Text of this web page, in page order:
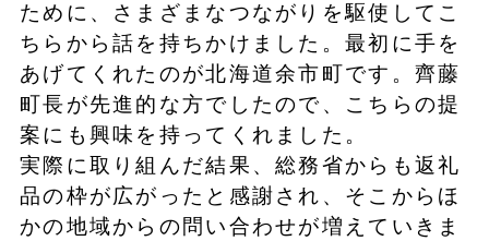
ために、さまざまなつながりを駆使してこ
ちらから話を持ちかけました。最初に手を
あげてくれたのが北海道余市町です。齊藤
町長が先進的な方でしたので、こちらの提
案にも興味を持ってくれました。
実際に取り組んだ結果、総務省からも返礼
品の枠が広がったと感謝され、そこからほ
かの地域からの問い合わせが増えていきま